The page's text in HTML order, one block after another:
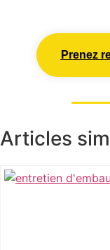
Prenez
Articles